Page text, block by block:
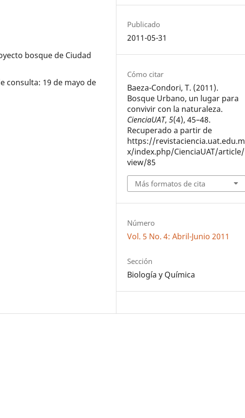
bosque de Ciudad
consulta: 19 de mayo de
Publicado
2011-05-31
Cómo citar
Baeza-Condori, T. (2011).
Bosque Urbano, un lugar para
convivir con la naturaleza.
CienciaUAT,5(4), 45–48.
Recuperado a partir de
https://revistaciencia.uat.edu.m
x/index.php/CienciaUAT/article/
view/85
Más formatos de cita
Número
Vol. 5 No. 4: Abril-Junio 2011
Sección
Biología y Química